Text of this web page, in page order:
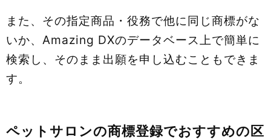
また、その指定商品・役務で他に同じ商標がな
いか、Amazing DXのデータベース上で簡単に
検索し、そのまま出願を申し込むこともできま
す。
ペットサロンの商標登録でおすすめの区